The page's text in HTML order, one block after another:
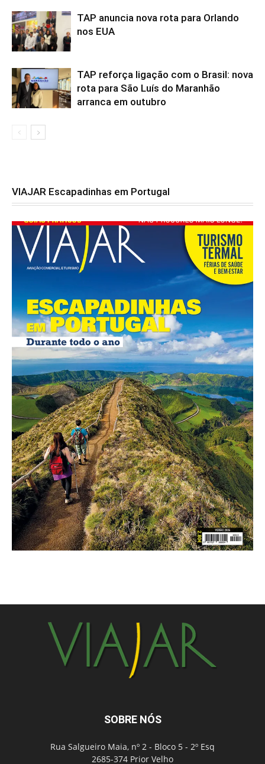
TAP anuncia nova rota para Orlando
nos EUA
TAP reforça ligação com o Brasil: nova
rota para São Luís do Maranhão
arranca em outubro
VIAJAR Escapadinhas em Portugal
SOBRE NÓS
Rua Salgueiro Maia, nº 2 - Bloco 5 - 2º Esq
2685-374 Prior Velho